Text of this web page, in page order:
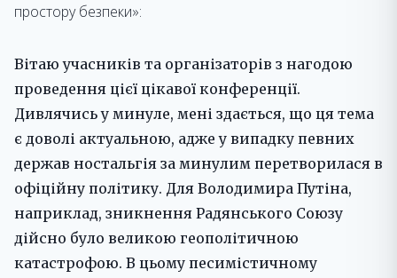
простору безпеки»:
Вітаю учасників та організаторів з нагодою
проведення цієї цікавої конференції.
Дивлячись у минуле, мені здається, що ця тема
є доволі актуальною, адже у випадку певних
держав ностальгія за минулим перетворилася в
офіційну політику. Для Володимира Путіна,
наприклад, зникнення Радянського Союзу
дійсно було великою геополітичною
катастрофою. В цьому песимістичному